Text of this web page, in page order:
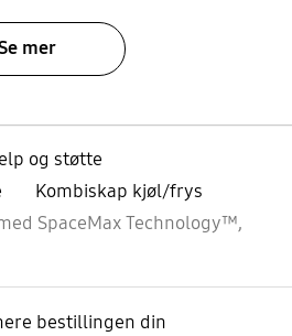
mer
og støtte
Kombiskap kjøl/frys
SpaceMax Technology™,
bestillingen din